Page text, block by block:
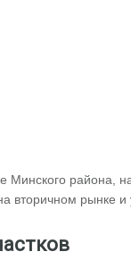
Минского района,
вторичном рынке и